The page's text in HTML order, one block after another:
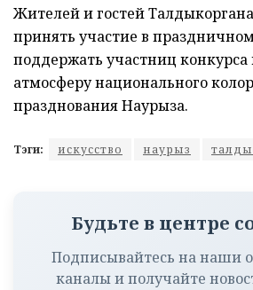
Жителей и гостей
принять участие в
поддержать участниц конкурса
атмосферу национального
празднования Наурыза.
Тэги: искусство наурыз
Будьте в центре
Подписывайтесь на наши
каналы и получайте